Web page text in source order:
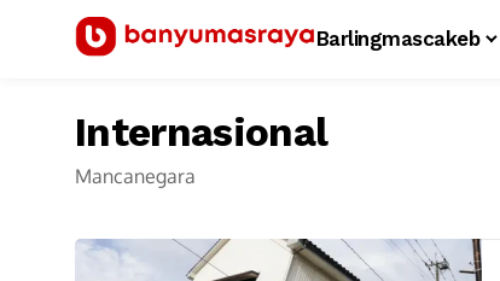
Barlingmascakeb
Internasional
Mancanegara